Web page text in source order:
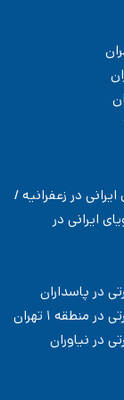
در زعفرانیه /
ایرانی در
در پاسداران
۱ تهران
در نیاوران